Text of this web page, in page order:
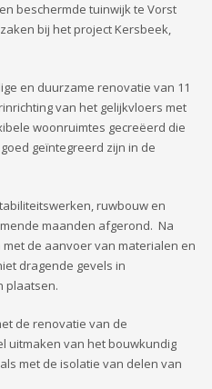
beschermde tuinwijk te Vorst
bij het project Kersbeek,
en duurzame renovatie van 11
van het gelijkvloers met
woonruimtes gecreëerd die
geïntegreerd zijn in de
ruwbouw en
maanden afgerond. Na
de aanvoer van materialen en
dragende gevels in
plaatsen.
de renovatie van de
uitmaken van het bouwkundig
met de isolatie van delen van